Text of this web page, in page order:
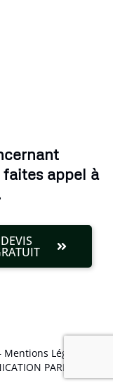
appel à
DEVIS
Mentions Légales
PARIS